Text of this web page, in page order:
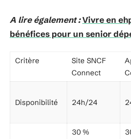
A lire également :Vivre en
bénéfices pour un senior
Critère
Site SNCF
Connect
Disponibilité 24h/24
30 %